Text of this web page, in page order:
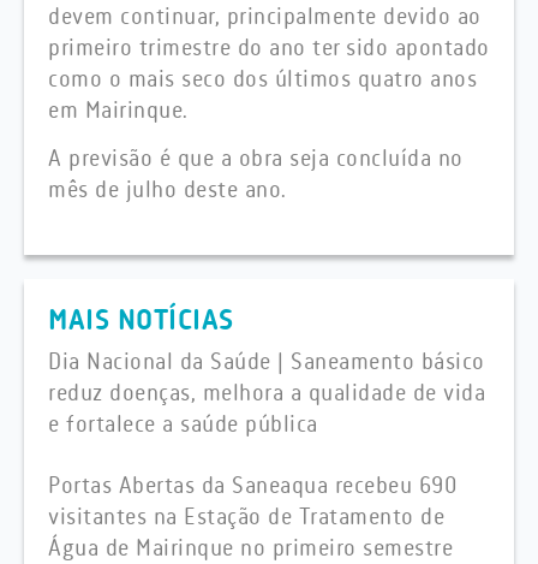
devem continuar, principalmente devido ao
primeiro trimestre do ano ter sido apontado
como o mais seco dos últimos quatro anos
em Mairinque.
A previsão é que a obra seja concluída no
mês de julho deste ano.
MAIS NOTÍCIAS
Dia Nacional da Saúde | Saneamento básico
reduz doenças, melhora a qualidade de vida
e fortalece a saúde pública
Portas Abertas da Saneaqua recebeu 690
visitantes na Estação de Tratamento de
Água de Mairinque no primeiro semestre